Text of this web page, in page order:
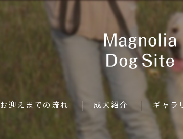
お迎えまでの流れ 成犬紹介 ギャラ